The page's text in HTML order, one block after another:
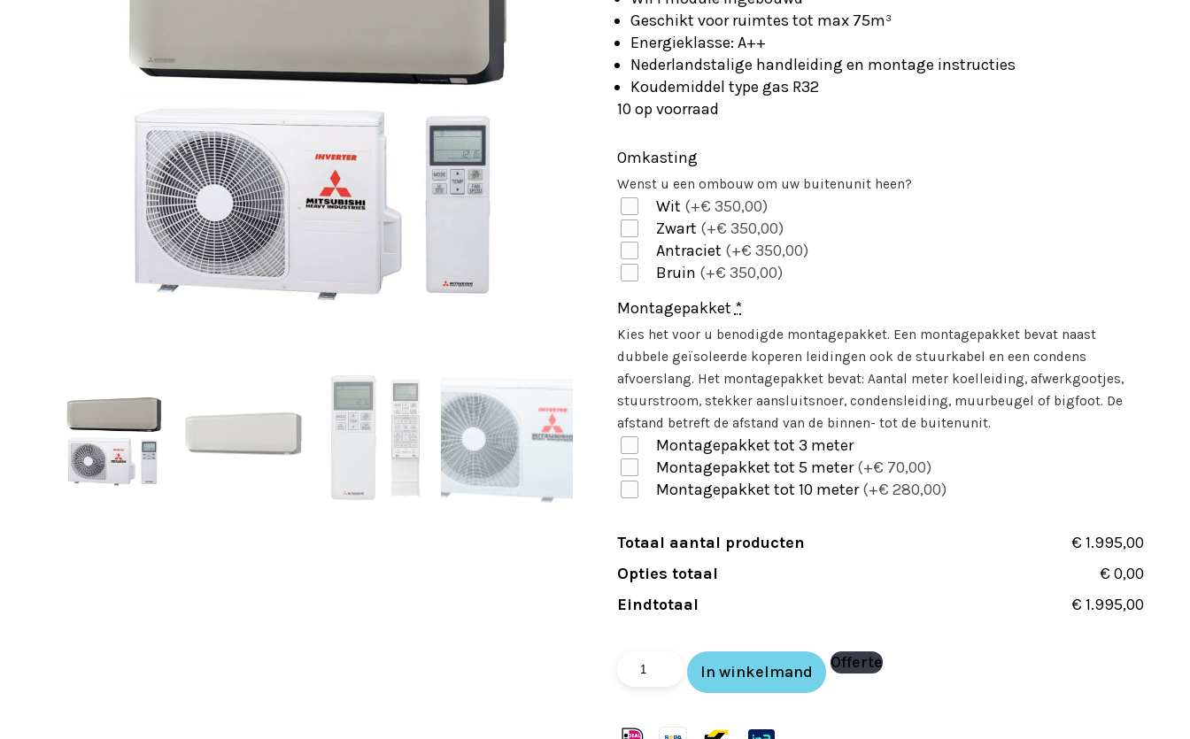
Geschikt voor ruimtes tot max 75m³
Energieklasse: A++
Nederlandstalige handleiding en montage instructies
Koudemiddel type gas R32
10 op voorraad
Omkasting
Wenst u een ombouw om uw buitenunit heen?
Wit (+€ 350,00)
Zwart (+€ 350,00)
Antraciet (+€ 350,00)
Bruin (+€ 350,00)
Montagepakket *
Kies het voor u benodigde montagepakket. Een montagepakket bevat naast
dubbele geïsoleerde koperen leidingen ook de stuurkabel en een condens
afvoerslang. Het montagepakket bevat: Aantal meter koelleiding, afwerkgootjes,
stuurstroom, stekker aansluitsnoer, condensleiding, muurbeugel of bigfoot. De
afstand betreft de afstand van de binnen- tot de buitenunit.
Montagepakket tot 3 meter
Montagepakket tot 5 meter(+€ 70,00)
Montagepakket tot 10 meter(+€ 280,00)
Totaal aantal producten
€ 1.995,00
Opties totaal
€ 0,00
Eindtotaal
€ 1.995,00
Mitsubishi
SRK25ZS-
In winkelmand Offerte